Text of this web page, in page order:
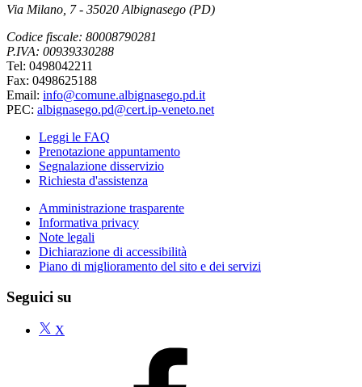
Via Milano, 7 - 35020 Albignasego (PD)
Codice fiscale: 80008790281
P.IVA: 00939330288
Tel: 0498042211
Fax: 0498625188
Email: info@comune.albignasego.pd.it
PEC: albignasego.pd@cert.ip-veneto.net
Leggi le FAQ
Prenotazione appuntamento
Segnalazione disservizio
Richiesta d'assistenza
Amministrazione trasparente
Informativa privacy
Note legali
Dichiarazione di accessibilità
Piano di miglioramento del sito e dei servizi
Seguici su
X